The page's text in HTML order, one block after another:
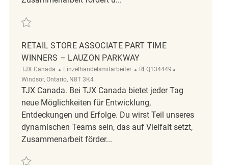
RETAIL STORE ASSOCIATE PART TIME
WINNERS – LAUZON PARKWAY
TJX Canada Kategorie
Einzelhandelsmitarbeiter ReqId
REQ134449
Windsor, Ontario, N8T 3K4
TJX Canada. Bei TJX Canada bietet jeder Tag
neue Möglichkeiten für Entwicklung,
Entdeckungen und Erfolge. Du wirst Teil unseres
dynamischen Teams sein, das auf Vielfalt setzt,
Zusammenarbeit förder...
Retten Retail Store Associate Part Time Winners – Lauzon Parkway